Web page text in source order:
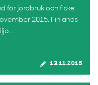
för jordbruk och fiske
2015. Finlands
13.11.2015